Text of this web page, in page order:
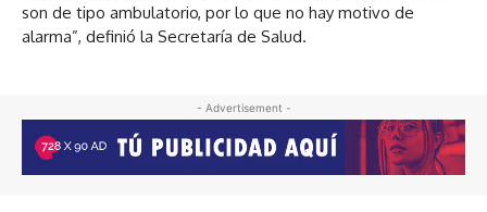
son de tipo ambulatorio, por lo que no hay motivo de
alarma”, definió la Secretaría de Salud.
- Advertisement -